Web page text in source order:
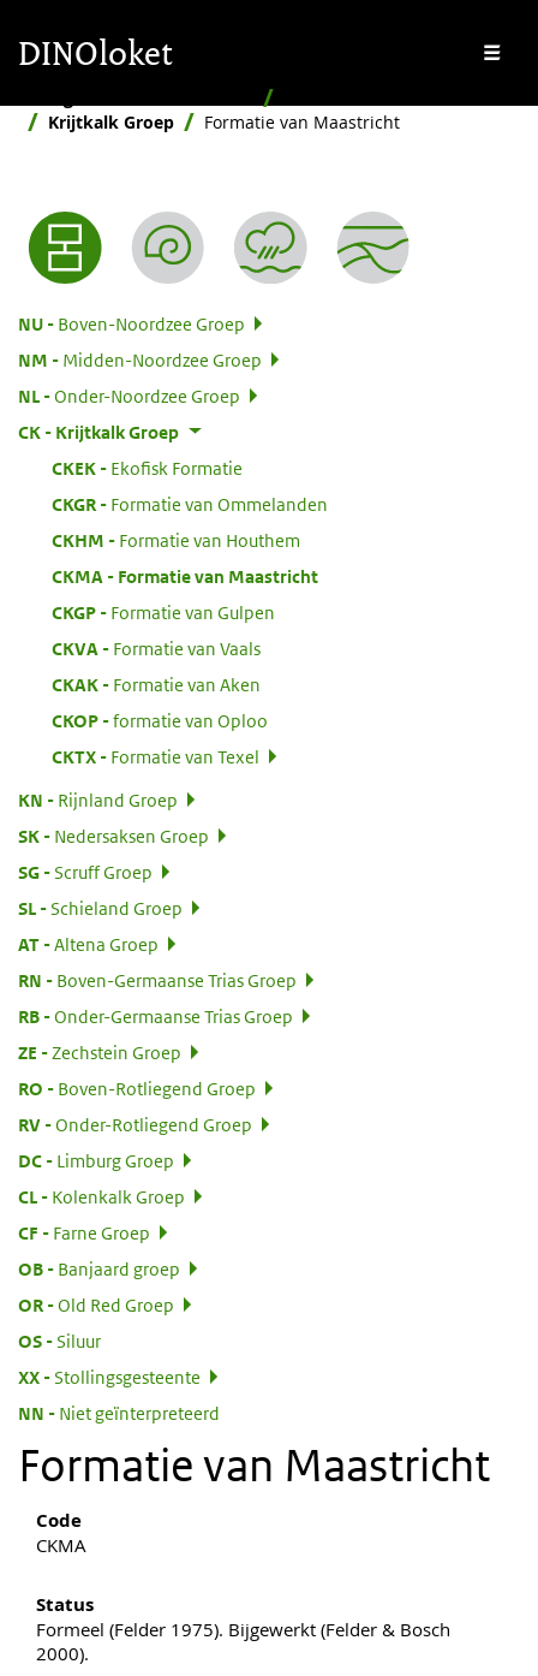
DINOloket
Krijtkalk Groep
Formatie van Maastricht
Nomenclator menu
NU:
Boven-Noordzee Groep
NM
Midden-Noordzee Groep
NL
Onder-Noordzee Groep
CK:
Krijtkalk Groep
CKEK:
Ekofisk Formatie
CKGR:
Formatie van Ommelanden
CKHM
Formatie van Houthem
CKMA
Formatie van Maastricht
CKGP:
Formatie van Gulpen
CKVA
Formatie van Vaals
CKAK:
Formatie van Aken
CKOP:
formatie van Oploo
CKTX:
Formatie van Texel
KN
Rijnland Groep
SK:
Nedersaksen Groep
SG:
Scruff Groep
SL
Schieland Groep
AT:
Altena Groep
RN
Boven-Germaanse Trias Groep
RB:
Onder-Germaanse Trias Groep
ZE
Zechstein Groep
RO
Boven-Rotliegend Groep
RV:
Onder-Rotliegend Groep
DC:
Limburg Groep
CL
Kolenkalk Groep
CF
Farne Groep
OB:
Banjaard groep
OR:
Old Red Groep
OS:
Siluur
XX:
Stollingsgesteente
NN
Niet geïnterpreteerd
Formatie van Maastricht
Code
CKMA
Status
Formeel (Felder 1975). Bijgewerkt (Felder & Bosch
2000).